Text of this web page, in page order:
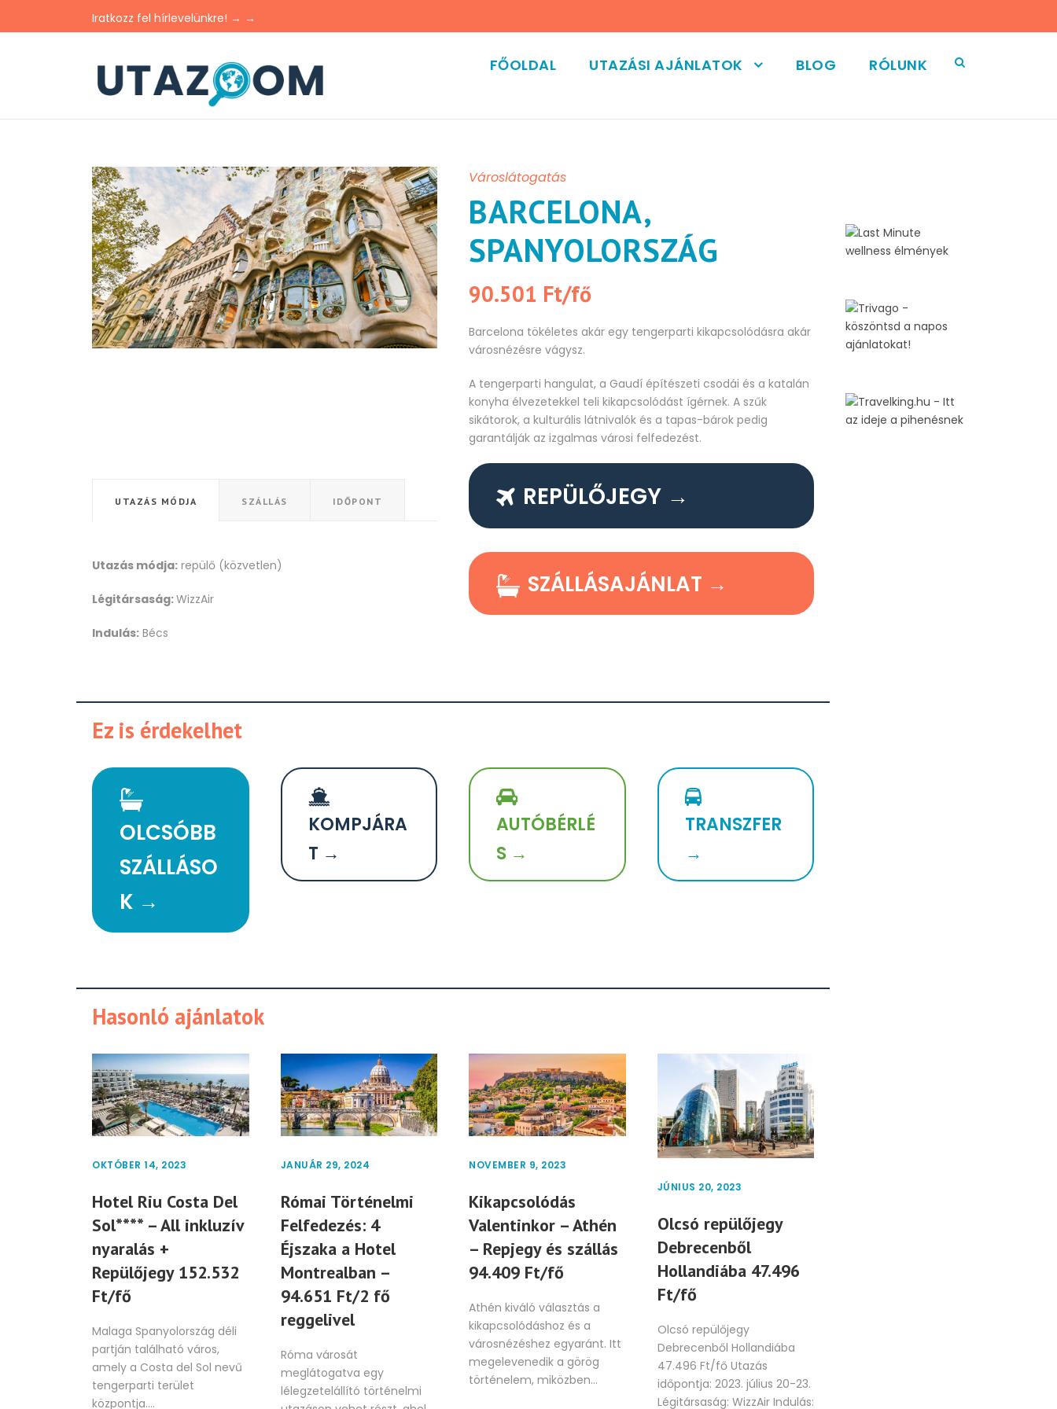
Iratkozz fel hírlevelünkre! → →
FŐOLDAL UTAZÁSI AJÁNLATOK BLOG RÓLUNK
Városlátogatás
BARCELONA,
SPANYOLORSZÁG
90.501 Ft/fő
Barcelona tökéletes akár egy tengerparti kikapcsolódásra akár
városnézésre vágysz.
A tengerparti hangulat, a Gaudí építészeti csodái és a katalán
konyha élvezetekkel teli kikapcsolódást ígérnek. A szűk
sikátorok, a kulturális látnivalók és a tapas-bárok pedig
garantálják az izgalmas városi felfedezést.
UTAZÁS MÓDJA SZÁLLÁS IDŐPONT
Utazás módja: repülő (közvetlen)
Légitársaság:WizzAir
Indulás: Bécs
REPÜLŐJEGY →
SZÁLLÁSAJÁNLAT →
Ez is érdekelhet
OLCSÓBB
SZÁLLÁSO
K →
KOMPJÁRA
T →
AUTÓBÉRLÉ
S →
TRANSZFER
→
Hasonló ajánlatok
OKTÓBER 14, 2023
Hotel Riu Costa Del
Sol**** – All inkluzív
nyaralás +
Repülőjegy 152.532
Ft/fő
Malaga Spanyolország déli
partján található város,
amely a Costa del Sol nevű
tengerparti terület
központja....
JANUÁR 29, 2024
Római Történelmi
Felfedezés: 4
Éjszaka a Hotel
Montrealban –
94.651 Ft/2 fő
reggelivel
Róma városát
meglátogatva egy
lélegzetelállító történelmi
NOVEMBER 9, 2023
Kikapcsolódás
Valentinkor – Athén
– Repjegy és szállás
94.409 Ft/fő
Athén kiváló választás a
kikapcsolódáshoz és a
városnézéshez egyaránt. Itt
megelevenedik a görög
történelem, miközben...
JÚNIUS 20, 2023
Olcsó repülőjegy
Debrecenből
Hollandiába 47.496
Ft/fő
Olcsó repülőjegy
Debrecenből Hollandiába
47.496 Ft/fő Utazás
időpontja: 2023. július 20-23.
Légitársaság: WizzAir Indulás: